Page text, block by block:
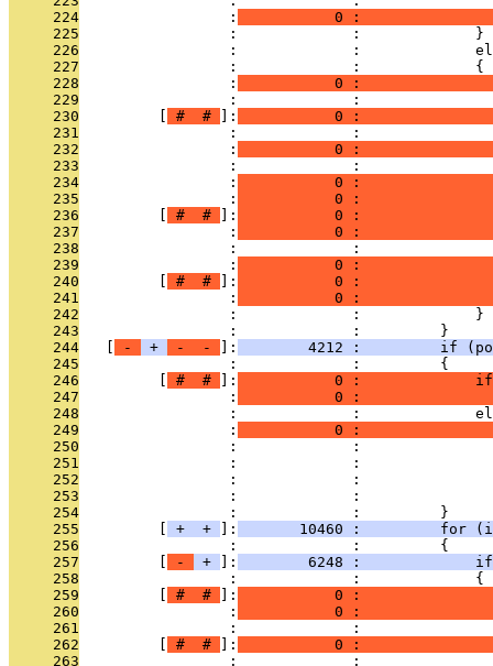
     224
                 :
0 :
     225
                 :             :             }
     226
:             :
     227
                 :             :             {
     228
                 :
0 :
     229
                 :             :
     230
# # ]:
0 :
     231
:             :
     232
                 :
0 :
     233
                 :             :
     234
                 :
0 :
     235
                 :
0 :
     236
# # ]:
0 :
     237
                 :
0 :
     238
:             :
     239
                 :
0 :
     240
# # ]:
0 :
     241
                 :
0 :
     242
                 :             :             }
     243
                 :             :         }
     244
- + - - ]:
4212 :         if
     245
                 :             :         {
     246
# # ]:
0 :
     247
                 :
0 :
     248
:             :
     249
                 :
0 :
     250
:             :
     251
:             :
     252
:             :
     253
:             :
     254
                 :             :         }
     255
+ + ]:
10460 :         for
     256
                 :             :         {
     257
- + ]:
6248 :
     258
                 :             :             {
     259
# # ]:
0 :
     260
                 :
0 :
     261
:             :
     262
# # ]:
0 :
     263
:             :